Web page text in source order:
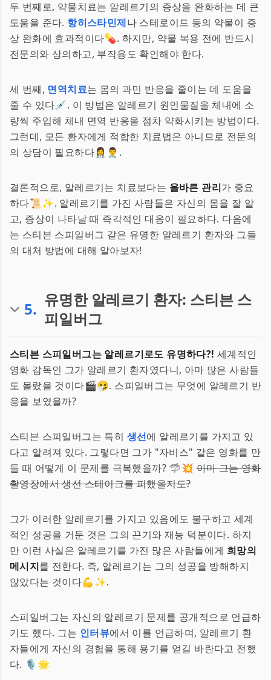
두 번째로, 약물치료는 알레르기의 증상을 완화하는 데 큰
도움을 준다. 항히스타민제나 스테로이드 등의 약물이 증
상 완화에 효과적이다💊. 하지만, 약물 복용 전에 반드시
전문의와 상의하고, 부작용도 확인해야 한다.
세 번째, 면역치료는 몸의 과민 반응을 줄이는 데 도움을
줄 수 있다💉. 이 방법은 알레르기 원인물질을 체내에 소
량씩 주입해 체내 면역 반응을 점차 약화시키는 방법이다.
그런데, 모든 환자에게 적합한 치료법은 아니므로 전문의
의 상담이 필요하다👩‍⚕️👨‍⚕️.
결론적으로, 알레르기는 치료보다는 올바른 관리가 중요
하다📜✨. 알레르기를 가진 사람들은 자신의 몸을 잘 알
고, 증상이 나타날 때 즉각적인 대응이 필요하다. 다음에
는 스티븐 스피일버그 같은 유명한 알레르기 환자와 그들
의 대처 방법에 대해 알아보자!
5. 유명한 알레르기 환자: 스티븐 스
피일버그
스티븐 스피일버그는 알레르기로도 유명하다?! 세계적인
영화 감독인 그가 알레르기 환자였다니, 아마 많은 사람들
도 몰랐을 것이다🎬🤧. 스피일버그는 무엇에 알레르기 반
응을 보였을까?
스티븐 스피일버그는 특히 생선에 알레르기를 가지고 있
다고 알려져 있다. 그렇다면 그가 "자비스" 같은 영화를 만
들 때 어떻게 이 문제를 극복했을까? 🦈💥아마 그는 영화
촬영장에서 생선 스테이크를 피했을지도?
그가 이러한 알레르기를 가지고 있음에도 불구하고 세계
적인 성공을 거둔 것은 그의 끈기와 재능 덕분이다. 하지
만 이런 사실은 알레르기를 가진 많은 사람들에게 희망의
메시지를 전한다. 즉, 알레르기는 그의 성공을 방해하지
않았다는 것이다💪✨.
스피일버그는 자신의 알레르기 문제를 공개적으로 언급하
기도 했다. 그는 인터뷰에서 이를 언급하며, 알레르기 환
자들에게 자신의 경험을 통해 용기를 얻길 바란다고 전했
다. 🎙️🌟